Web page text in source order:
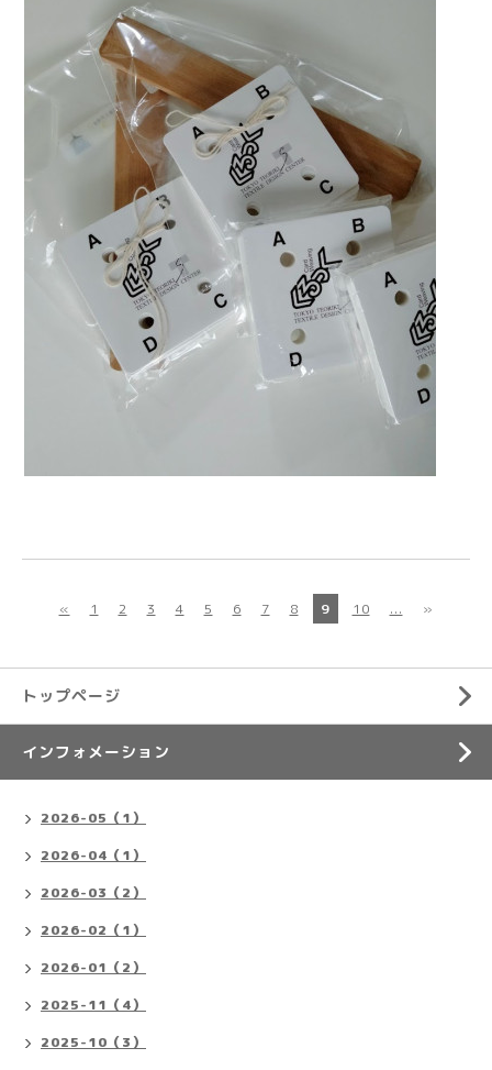
« 1 2 3 4 5 6 7 8 9 10 ... »
トップページ
インフォメーション
2026-05（1）
2026-04（1）
2026-03（2）
2026-02（1）
2026-01（2）
2025-11（4）
2025-10（3）